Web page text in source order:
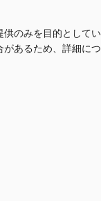
のみを目的としてい
があるため、詳細につ